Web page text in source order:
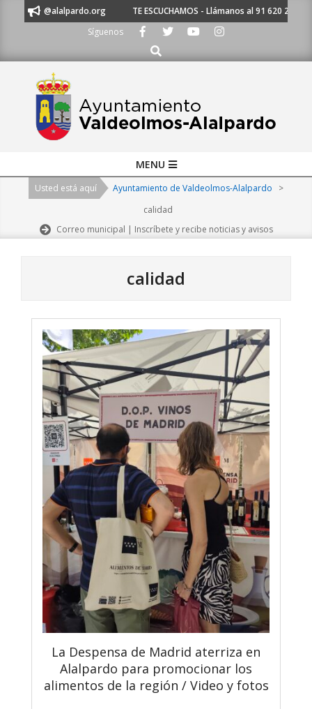
TE ESCUCHAMOS - Llámanos al 91 620 21 53
Síguenos
Buscar
Navigation
MENU
Usted está aquí Ayuntamiento de Valdeolmos-Alalpardo
>
calidad
Correo municipal | Inscríbete y recibe noticias y avisos
calidad
La Despensa de Madrid aterriza en
Alalpardo para promocionar los
alimentos de la región / Video y fotos